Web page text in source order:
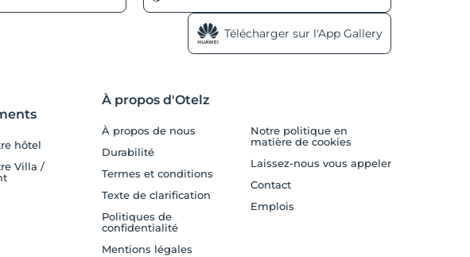
Télécharger sur l'App Gallery
hôtel
Villa /
À propos d'Otelz
À propos de nous
Durabilité
Termes et conditions
Texte de clarification
Politiques de
confidentialité
Mentions légales
Notre politique en
matière de cookies
Laissez-nous vous appeler
Contact
Emplois